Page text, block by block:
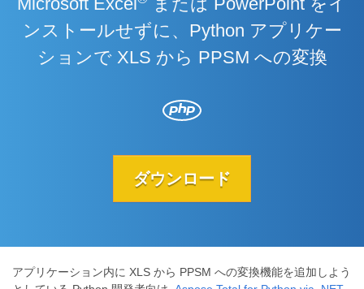
ンストールせずに、Python アプリケー
ションで XLS から PPSM への変換
ダウンロード
アプリケーション内に XLS から PPSM への変換機能を追加しよう